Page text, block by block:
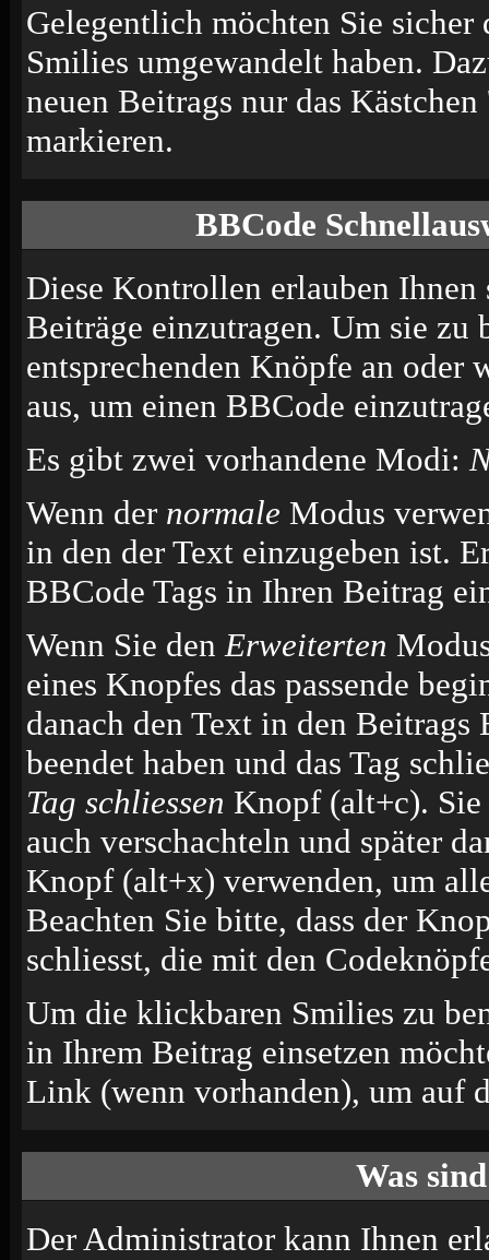
Gelegentlich möchten Sie
Smilies umgewandelt haben.
neuen Beitrags nur das
markieren.
BBCode
Diese Kontrollen erlauben
Beiträge einzutragen. Um sie zu
entsprechenden Knöpfe an oder
aus, um einen BBCode
Es gibt zwei vorhandene Modi:
Wenn der normale Modus
in den der Text einzugeben ist.
BBCode Tags in Ihren Beitrag
Wenn Sie denErweiterten
eines Knopfes das passende
danach den Text in den Beitrags
beendet haben und das Tag
Tag schliessen Knopf (alt+c).
auch verschachteln und später
Knopf (alt+x) verwenden, um
Beachten Sie bitte, dass der
schliesst, die mit den
Um die klickbaren Smilies zu
in Ihrem Beitrag einsetzen
Link (wenn vorhanden), um auf
Was
Der Administrator kann Ihnen